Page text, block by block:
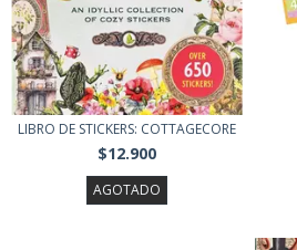
LIBRO DE STICKERS: COTTAGECORE
$12.900
AGOTADO